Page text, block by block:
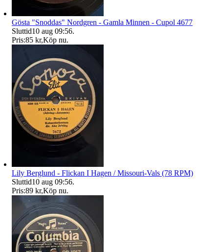
Gösta "Snoddas" Nordgren - Gamla Minnen - Cupol 4677
Sluttid10 aug 09:56.
Pris:85 kr,Köp nu.
Lily Berglund - Flickan I Hagen / Missouri-Vals (78 RPM)
Sluttid10 aug 09:56.
Pris:89 kr,Köp nu.